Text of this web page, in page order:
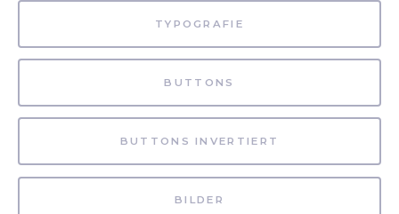
TYPOGRAFIE
BUTTONS
BUTTONS INVERTIERT
BILDER